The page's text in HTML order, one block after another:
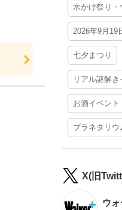
水かけ祭り・
2026年9月19
七夕まつり
リアル謎解き
お酒イベント
プラネタリウ
X(旧
ウ